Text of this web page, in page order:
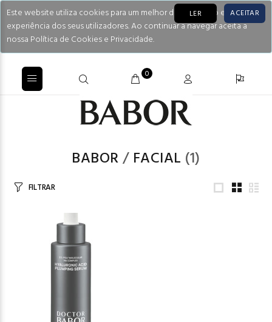
Este website utiliza cookies para um melhor desempenho e
experiência dos seus utilizadores. Ao continuar a navegar aceita a
nossa Política de Cookies e Privacidade.
LER ACEITAR
0
BABOR/ FACIAL (1)
FILTRAR